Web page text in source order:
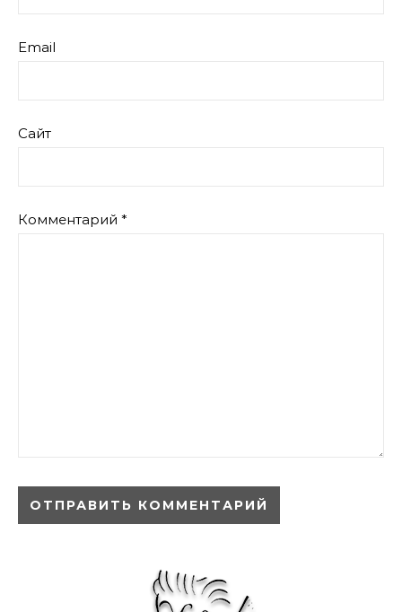
Email
Сайт
Комментарий *